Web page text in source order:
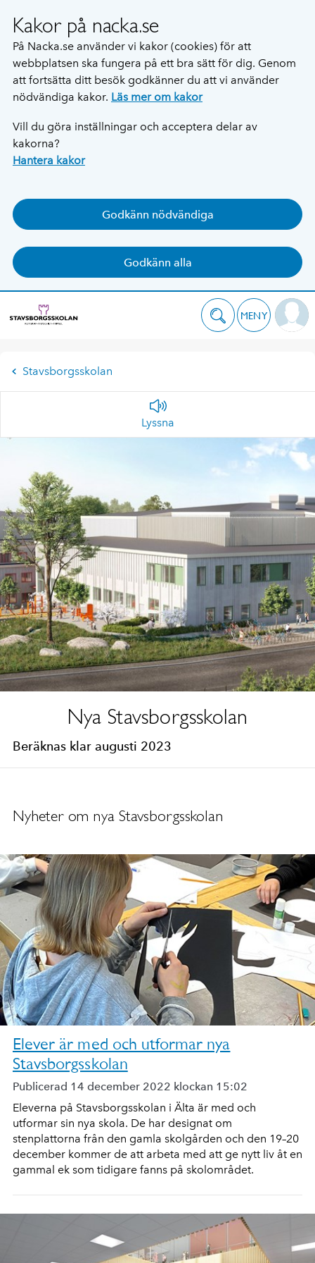
Kakor på nacka.se
På Nacka.se använder vi kakor (cookies) för att
webbplatsen ska fungera på ett bra sätt för dig. Genom
att fortsätta ditt besök godkänner du att vi använder
nödvändiga kakor. Läs mer om kakor
Vill du göra inställningar och acceptera delar av
kakorna?
Hantera kakor
Godkänn nödvändiga
Godkänn alla
MENY
Stavsborgsskolan
Lyssna
Nya Stavsborgsskolan
Beräknas klar augusti 2023
Nyheter om nya Stavsborgsskolan
Elever är med och utformar nya
Stavsborgsskolan
Publicerad 14 december 2022 klockan 15:02
Eleverna på Stavsborgsskolan i Älta är med och
utformar sin nya skola. De har designat om
stenplattorna från den gamla skolgården och den 19–20
december kommer de att arbeta med att ge nytt liv åt en
gammal ek som tidigare fanns på skolområdet.